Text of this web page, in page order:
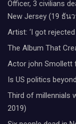
Officer, 3 civilians
New Jersey (19 ธัน
Artist: ‘I got
The Album That
Actor john Smollett
Is US politics
Third of millennials
2019)